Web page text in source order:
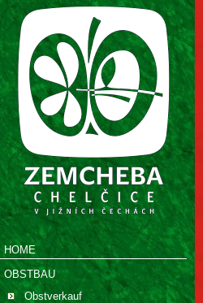
HOME
OBSTBAU
Obstverkauf